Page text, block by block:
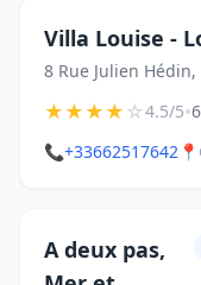
Villa Louise -
8 Rue Julien
★★★★☆4.5/5•
📞+33662517642 📍
A deux pas,